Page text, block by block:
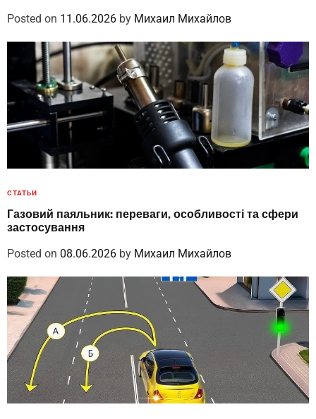
Posted on 11.06.2026 by Михаил Михайлов
СТАТЬИ
Газовий паяльник: переваги, особливості та сфери
застосування
Posted on 08.06.2026 by Михаил Михайлов